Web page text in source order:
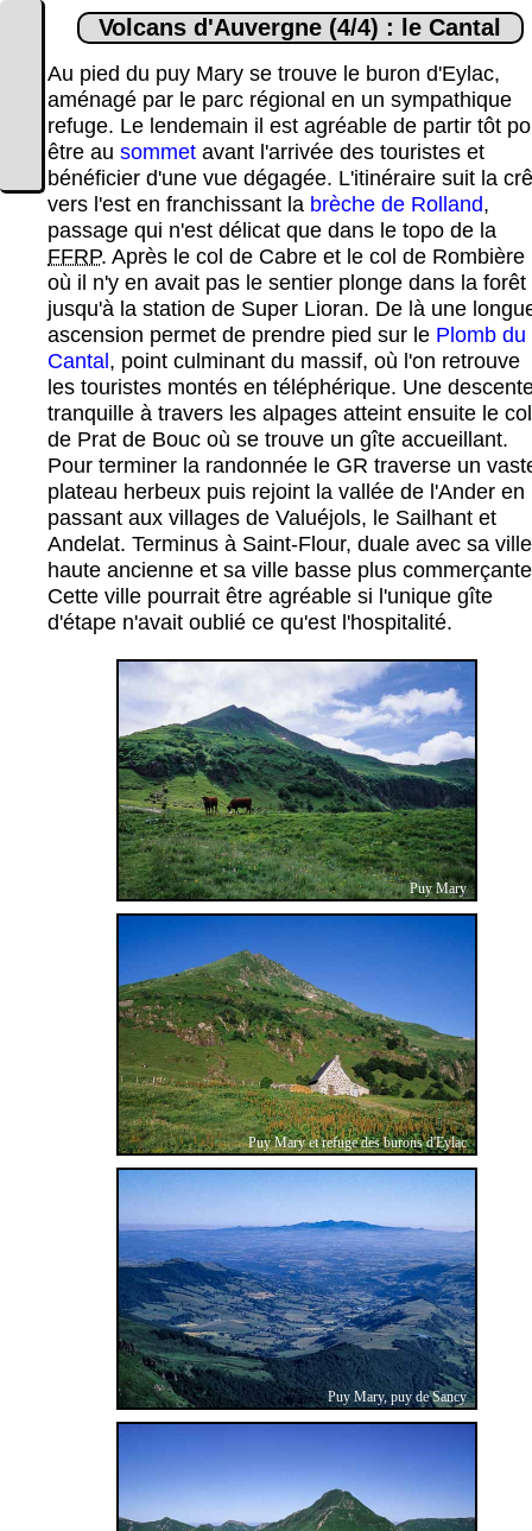
Volcans d'Auvergne (4/4) : le Cantal
Au pied du puy Mary se trouve le buron d'Eylac,
aménagé par le parc régional en un sympathique
refuge. Le lendemain il est agréable de partir tôt
être au sommet avant l'arrivée des touristes et
bénéficier d'une vue dégagée. L'itinéraire suit la
vers l'est en franchissant la brèche de Rolland,
passage qui n'est délicat que dans le topo de la
FFRP. Après le col de Cabre et le col de Rombière
où il n'y en avait pas le sentier plonge dans la forêt
jusqu'à la station de Super Lioran. De là une
ascension permet de prendre pied sur le Plomb du
Cantal, point culminant du massif, où l'on retrouve
les touristes montés en téléphérique. Une
tranquille à travers les alpages atteint ensuite le col
de Prat de Bouc où se trouve un gîte accueillant.
Pour terminer la randonnée le GR traverse un
plateau herbeux puis rejoint la vallée de l'Ander en
passant aux villages de Valuéjols, le Sailhant et
Andelat. Terminus à Saint-Flour, duale avec sa ville
haute ancienne et sa ville basse plus
Cette ville pourrait être agréable si l'unique gîte
d'étape n'avait oublié ce qu'est l'hospitalité.
Puy Mary
Puy Mary et refuge des burons d'Eylac
Puy Mary, puy de Sancy